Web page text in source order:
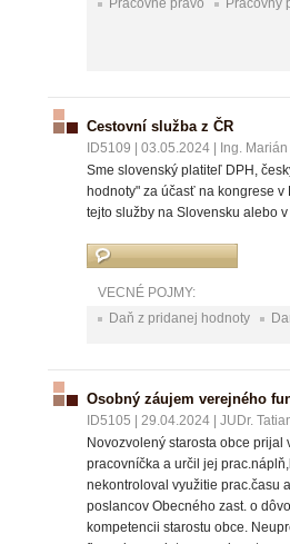
Pracovné právo Pracovný
Cestovní služba z ČR
ID5109 03.05.2024
Ing.
Sme slovenský platiteľ DPH,
hodnoty" za účasť na kongrese
tejto služby na Slovensku alebo
VECNÉ POJMY:
Daň z pridanej hodnoty
Osobný záujem verejného
ID5105 29.04.2024
JUDr.
Novozvolený starosta obce
pracovníčka a určil jej
nekontroloval využitie prac.času
poslancov Obecného zast. o
kompetencii starostu obce.